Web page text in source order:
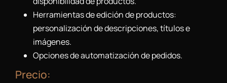
Herramientas de edición de productos:
personalización de descripciones, títulos e
imágenes.
Opciones de automatización de pedidos.
Precio: